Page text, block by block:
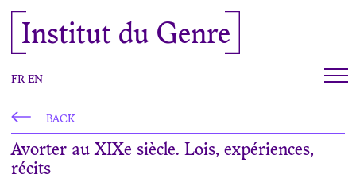
Institut du Genre
FR EN
BACK
Avorter au XIXe siècle. Lois, expériences,
récits